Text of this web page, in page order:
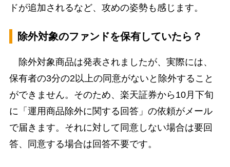
ドが追加されるなど、攻めの姿勢も感じます。
除外対象のファンドを保有していたら？
除外対象商品は発表されましたが、実際には、
保有者の3分の2以上の同意がないと除外すること
ができません。そのため、楽天証券から10月下旬
に「運用商品除外に関する回答」の依頼がメール
で届きます。それに対して同意しない場合は要回
答、同意する場合は回答不要です。